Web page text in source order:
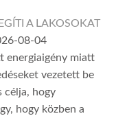
A LAKOSOKAT
08-04
energiaigény miatt
vezetett be
célja, hogy
hogy közben a